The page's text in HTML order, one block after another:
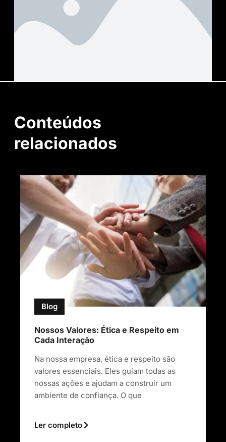
Conteúdos
relacionados
Blog
Nossos Valores: Ética e Respeito em
Cada Interação
Na nossa empresa, ética e respeito são
valores essenciais. Eles guiam todas as
nossas ações e ajudam a construir um
ambiente de confiança. O que
Ler completo